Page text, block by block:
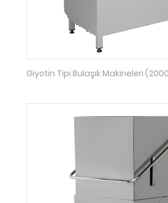
Giyotin Tipi Bulaşık Makineleri